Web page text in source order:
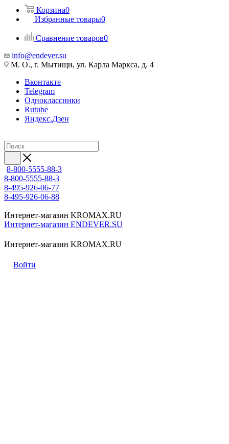
Корзина0
Избранные товары0
Сравнение товаров0
info@endever.su
М. О., г. Мытищи, ул. Карла Маркса, д. 4
Вконтакте
Telegram
Одноклассники
Rutube
Яндекс.Дзен
8-800-5555-88-3
8-800-5555-88-3
8-495-926-06-77
8-495-926-06-88
Интернет-магазин KROMAX.RU
Интернет-магазин ENDEVER.SU
Интернет-магазин KROMAX.RU
Войти